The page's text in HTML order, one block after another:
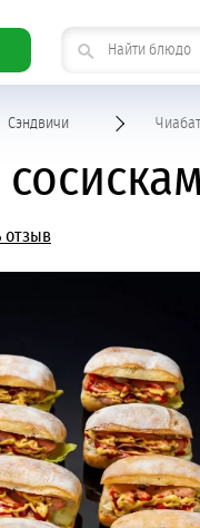
Сэндвичи
отзыв